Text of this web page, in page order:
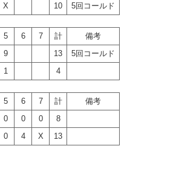
X 10 5回コールド
5 6 7 計
備考
9 13
5回コールド
1 4
5 6 7 計
備考
0 0 0
8
0 4 X 13